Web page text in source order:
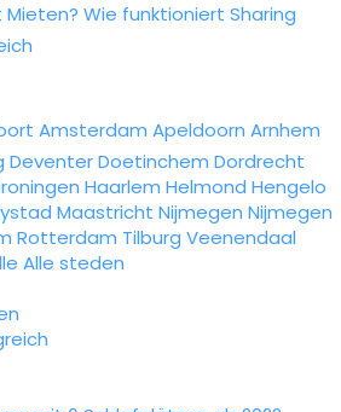
Wie funktioniert Sharing
Amsterdam Apeldoorn Arnhem
DeventerDoetinchem Dordrecht
Haarlem Helmond Hengelo
Maastricht Nijmegen Nijmegen
Rotterdam Tilburg Veenendaal
Alle steden